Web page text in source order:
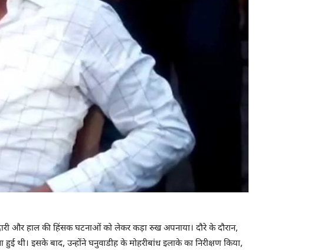
और हाल की हिंसक घटनाओं को लेकर कड़ा रुख अपनाया। दौरे के दौरान,
थी। इसके बाद, उन्होंने घनुवाडीह के मोहरीबांध इलाके का निरीक्षण किया,